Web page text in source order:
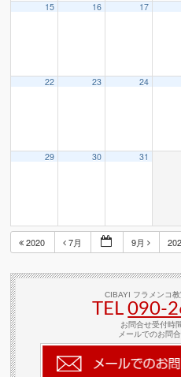
15 16 17
22 23 24
29 30 31
2020 7月 9月
CIBAYI フラメンコ
TEL090-
お問合せ受付時
メールでのお問